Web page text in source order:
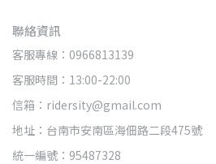
聯絡資訊
客服專線：0966813139
客服時間：13:00-22:00
信箱：ridersity@gmail.com
地址：台南市安南區海佃路二段475號
統一編號：95487328